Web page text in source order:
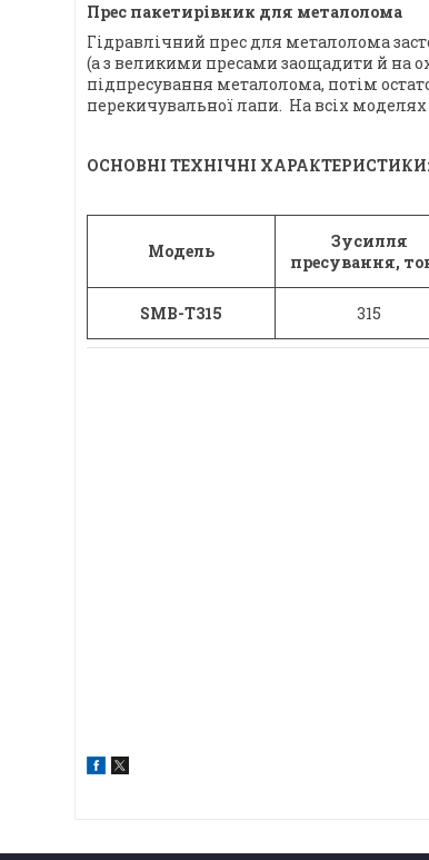
Прес пакетирівник для металолома
Гідравлічний прес для металолома
(а з великими пресами заощадити й на
підпресування металолома, потім
перекичувальної лапи. На всіх моделях
ОСНОВНІ ТЕХНІЧНІ ХАРАКТЕРИСТИКИ:
Модель
Зусилля
пресування,
SMB-T315 315